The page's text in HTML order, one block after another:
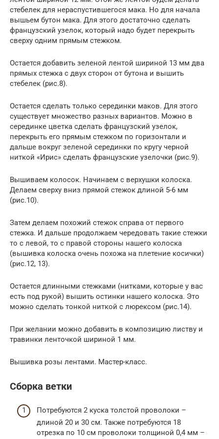
стебелек для нераспустившегося мака. Но для начала
вышьем бутон мака. Для этого достаточно сделать
французский узелок, который надо будет перекрыть
сверху одним прямым стежком.
Остается добавить зеленой лентой шириной 13 мм два
прямых стежка с двух сторон от бутона и вышить
стебелек (рис.8).
Остается сделать только серединки маков. Для этого
существует множество разных вариантов. Можно в
серединке цветка сделать французский узелок,
перекрыть его прямым стежком по горизонтали и
дальше вокруг зеленой серединки по кругу черной
ниткой «Ирис» сделать французские узелочки (рис.9).
Вышиваем колосок. Начинаем с верхушки колоска.
Делаем сверху вниз прямой стежок длиной 5-6 мм
(рис.10).
Затем делаем похожий стежок справа от первого
стежка. И дальше продолжаем чередовать такие стежки
то с левой, то с правой стороны нашего колоска
(вышивка колоска очень похожа на плетение косички)
(рис.12, 13).
Остается длинными стежками (нитками, которые у вас
есть под рукой) вышить остинки нашего колоска. Это
можно сделать тонкой ниткой с люрексом (рис.14).
При желании можно добавить в композицию листву и
травинки ленточкой шириной 1 мм.
Вышивка розы лентами. Мастер-класс.
Сборка ветки
Потребуются 2 куска толстой проволоки –
длиной 20 и 30 см. Также потребуются 18
отрезка по 10 см проволоки толщиной 0,4 мм –